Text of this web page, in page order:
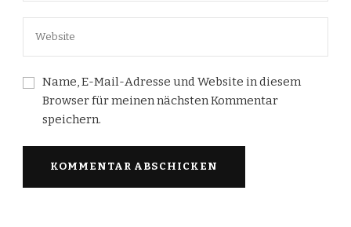
Name, E-Mail-Adresse und Website in diesem
Browser für meinen nächsten Kommentar
speichern.